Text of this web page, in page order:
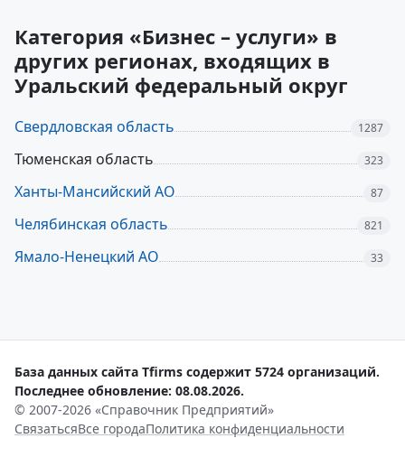
Категория «Бизнес – услуги» в
других регионах, входящих в
Уральский федеральный округ
Свердловская область 1287
Тюменская область 323
Ханты-Мансийский АО 87
Челябинская область 821
Ямало-Ненецкий АО 33
База данных сайта Tfirms содержит 5724 организаций.
Последнее обновление: 08.08.2026.
© 2007-2026 «Справочник Предприятий»
СвязатьсяВсе городаПолитика конфиденциальности